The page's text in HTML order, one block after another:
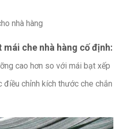
nhà hàng
che nhà hàng cố định:
cao hơn so với mái bạt xếp
điều chỉnh kích thước che chắn